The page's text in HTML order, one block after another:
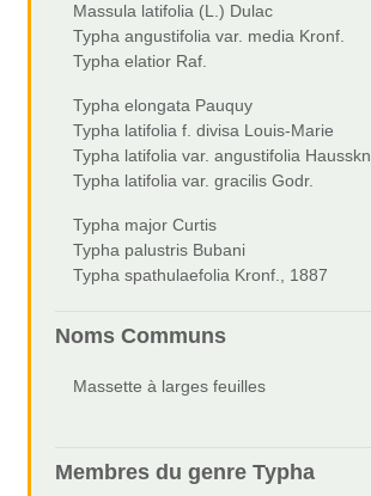
Massula latifolia (L.) Dulac
Typha angustifolia var. media Kronf.
Typha elatior Raf.
Typha elongata Pauquy
Typha latifolia f. divisa Louis-Marie
Typha latifolia var. angustifolia Hausskn.
Typha latifolia var. gracilis Godr.
Typha major Curtis
Typha palustris Bubani
Typha spathulaefolia Kronf., 1887
Noms Communs
Massette à larges feuilles
Membres du genreTypha